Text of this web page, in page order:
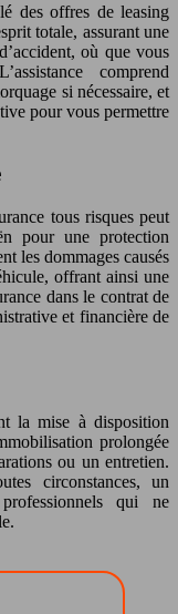
des offres de leasing
totale, assurant une
où que vous
comprend
si nécessaire, et
pour vous permettre
tous risques peut
pour une protection
les dommages causés
offrant ainsi une
dans le contrat de
et financière de
la mise à disposition
prolongée
ou un entretien.
circonstances, un
qui ne